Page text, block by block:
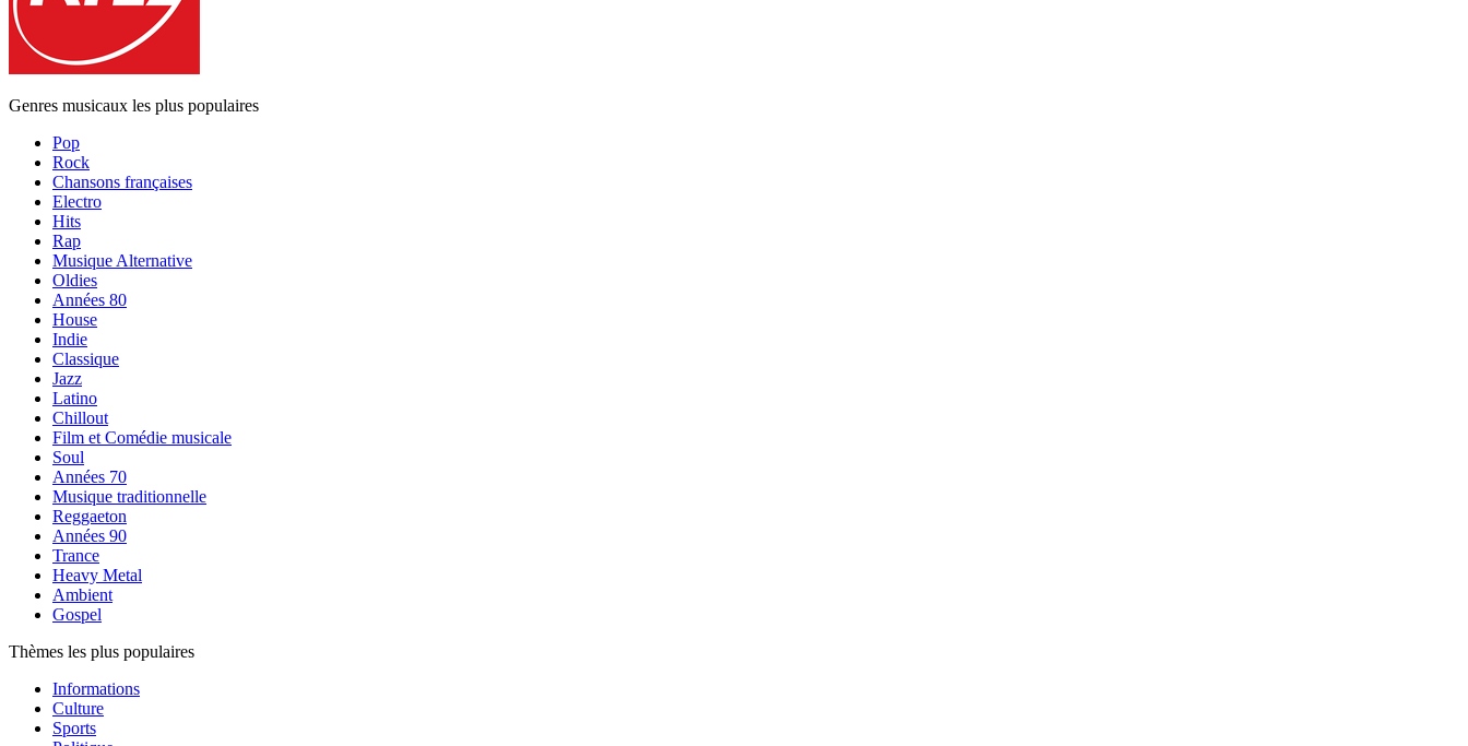
Genres musicaux les plus populaires
Pop
Rock
Chansons françaises
Electro
Hits
Rap
Musique Alternative
Oldies
Années 80
House
Indie
Classique
Jazz
Latino
Chillout
Film et Comédie musicale
Soul
Années 70
Musique traditionnelle
Reggaeton
Années 90
Trance
Heavy Metal
Ambient
Gospel
Thèmes les plus populaires
Informations
Culture
Sports